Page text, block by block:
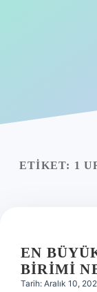
ETIKET: 1
EN
BIRIMI
Tarih: Aralık 10,